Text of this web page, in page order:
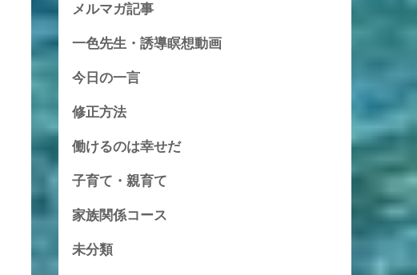
メルマガ記事
一色先生・誘導瞑想動画
今日の一言
修正方法
働けるのは幸せだ
子育て・親育て
家族関係コース
未分類